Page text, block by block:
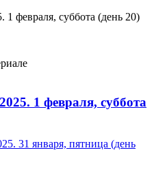
февраля, суббота (день 20)
1 февраля, суббота